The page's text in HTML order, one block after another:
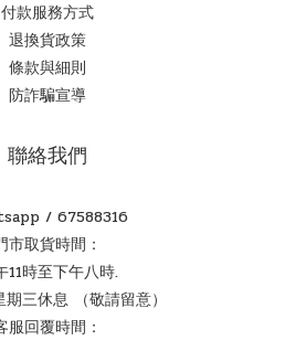
付款服務方式
退換貨政策
條款與細則
防詐騙宣導
聯絡我們
/ 67588316
市取貨時間：
11時至下午八時.
三休息 （敬請留意）
服回覆時間：